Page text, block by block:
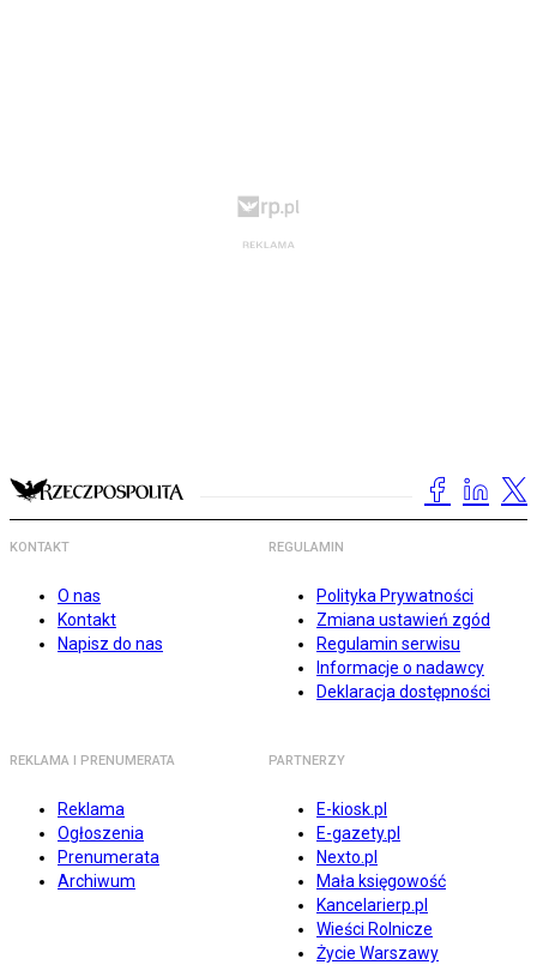
KONTAKT
O nas
Kontakt
Napisz do nas
REGULAMIN
Polityka Prywatności
Zmiana ustawień zgód
Regulamin serwisu
Informacje o nadawcy
Deklaracja dostępności
REKLAMA I PRENUMERATA
Reklama
Ogłoszenia
Prenumerata
Archiwum
PARTNERZY
E-kiosk.pl
E-gazety.pl
Nexto.pl
Mała księgowość
Kancelarierp.pl
Wieści Rolnicze
Życie Warszawy